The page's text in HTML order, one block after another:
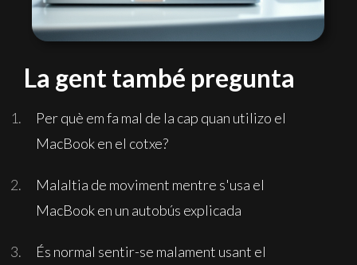
La gent també pregunta
Per què em fa mal de la cap quan utilizo el
MacBook en el cotxe?
Malaltia de moviment mentre s'usa el
MacBook en un autobús explicada
És normal sentir-se malament usant el